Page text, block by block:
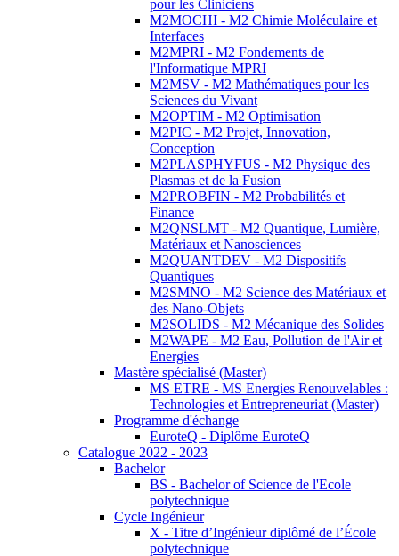
pour les Cliniciens
M2MOCHI - M2 Chimie Moléculaire et
Interfaces
M2MPRI - M2 Fondements de
l'Informatique MPRI
M2MSV - M2 Mathématiques pour les
Sciences du Vivant
M2OPTIM - M2 Optimisation
M2PIC - M2 Projet, Innovation,
Conception
M2PLASPHYFUS - M2 Physique des
Plasmas et de la Fusion
M2PROBFIN - M2 Probabilités et
Finance
M2QNSLMT - M2 Quantique, Lumière,
Matériaux et Nanosciences
M2QUANTDEV - M2 Dispositifs
Quantiques
M2SMNO - M2 Science des Matériaux et
des Nano-Objets
M2SOLIDS - M2 Mécanique des Solides
M2WAPE - M2 Eau, Pollution de l'Air et
Energies
Mastère spécialisé (Master)
MS ETRE - MS Energies Renouvelables :
Technologies et Entrepreneuriat (Master)
Programme d'échange
EuroteQ - Diplôme EuroteQ
Catalogue 2022 - 2023
Bachelor
BS - Bachelor of Science de l'Ecole
polytechnique
Cycle Ingénieur
X - Titre d’Ingénieur diplômé de l’École
polytechnique